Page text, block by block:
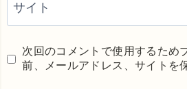
サイト
次回のコメントで使用するため
前、メールアドレス、サイトを